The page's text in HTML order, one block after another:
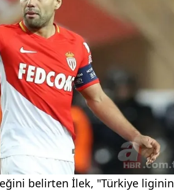
belirten İlek, "Türkiye liginin